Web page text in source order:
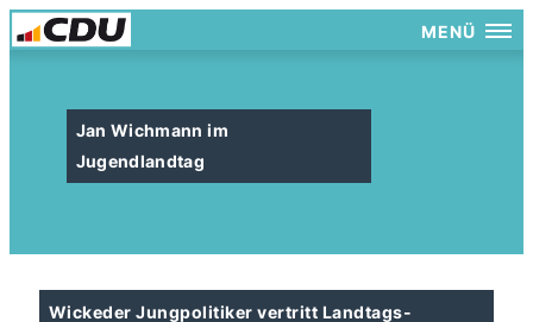
MENÜ
Jan Wichmann im
Jugendlandtag
Wickeder Jungpolitiker vertritt Landtags-